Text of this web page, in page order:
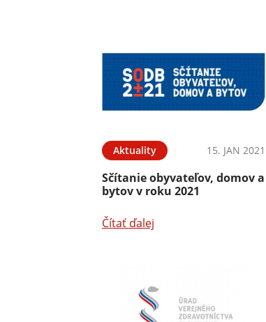
Aktuality 15. JAN 2021
Sčítanie obyvateľov, domov a
bytov v roku 2021
Čítať ďalej